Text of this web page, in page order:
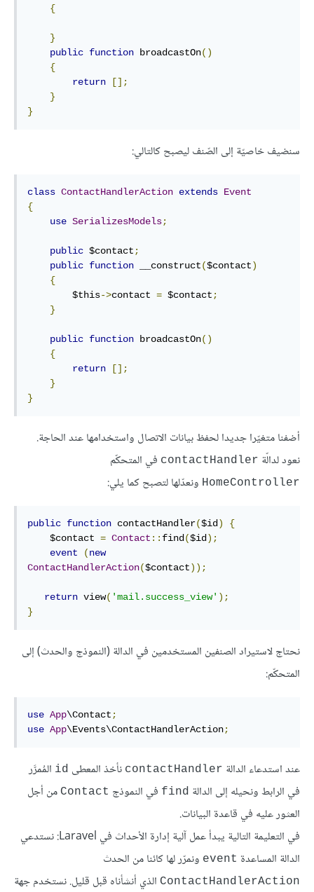
{
}
public function broadcastOn()
{
return
[];
}
}
سنضيف خاصيّة إلى الصّنف ليصبح كالتالي:
class ContactHandlerAction extends Event
{
use SerializesModels;
public $contact ;
public function __construct($contact)
{
        $this
->contact = $contact ;
}
public function broadcastOn()
{
return
[];
}
}
أضفنا متغيّرا جديدا لحفظ بيانات الاتصال واستخدامها عند الحاجة.
نعود لدالّة contactHandler في المتحكّم
HomeController ونعدّلها لتصبح كما يلي:
public function contactHandler($id)
{
    $contact
= Contact :: find($id);
event
(new
ContactHandlerAction($contact));
return view( 'mail.success_view' );
}
نحتاج لاستيراد الصنفين المستخدمين في الدالة (النموذج والحدث) إلى
المتحكّم:
use App\Contact ;
use App\Events\ContactHandlerAction;
عند استدعاء الدالة contactHandler نأخذ المعطى id المُمرَّر
في الرابط ونحيله إلى الدالة find في النموذج Contact من أجل
العثور عليه في قاعدة البيانات.
في التعليمة التالية يبدأ عمل آلية إدارة الأحداث في Laravel: نستدعي
الدالة المساعدة event ونمرّر لها كائنا من الحدث
ContactHandlerAction الذي أنشأناه قبل قليل. نستخدم جهة